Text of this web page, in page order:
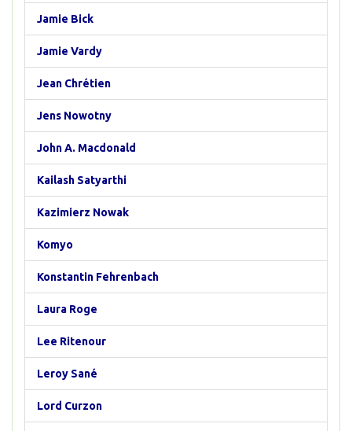
Jamie Bick
Jamie Vardy
Jean Chrétien
Jens Nowotny
John A. Macdonald
Kailash Satyarthi
Kazimierz Nowak
Komyo
Konstantin Fehrenbach
Laura Roge
Lee Ritenour
Leroy Sané
Lord Curzon